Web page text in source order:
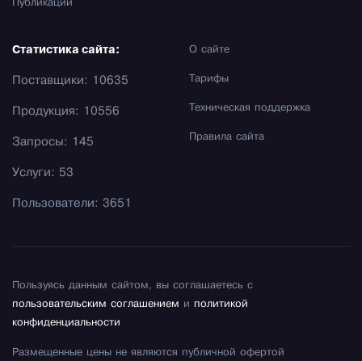
Публикации
О сайте
Тарифы
Техническая поддержка
Правила сайта
Статистика сайта:
Поставщики: 10635
Продукция: 10556
Запросы: 145
Услуги: 53
Пользователи: 3651
Пользуясь данным сайтом, вы соглашаетесь с
пользовательским соглашением и политикой
конфиденциальности
Размещенные цены не являются публичной офертой